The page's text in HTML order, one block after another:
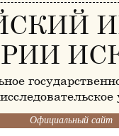
Официальный сайт